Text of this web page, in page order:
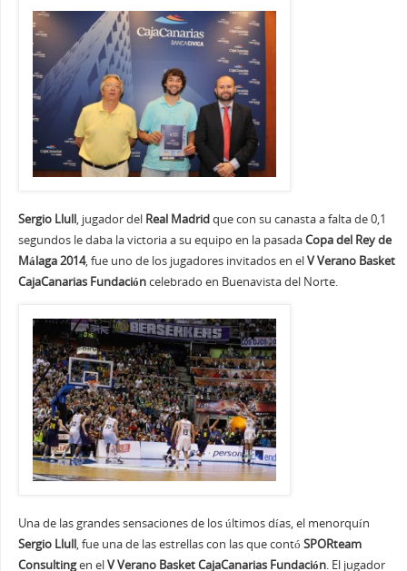
Sergio Llull, jugador del Real Madridque con su canasta a falta de 0,1
segundos le daba la victoria a su equipo en la pasadaCopa del Rey de
Málaga 2014, fue uno de los jugadores invitados en elV Verano Basket
CajaCanarias Fundacióncelebrado en Buenavista del Norte.
Una de las grandes sensaciones de los últimos días, el menorquín
Sergio Llull, fue una de las estrellas con las que contó SPORteam
Consultingen elV Verano Basket CajaCanarias Fundación. El jugador